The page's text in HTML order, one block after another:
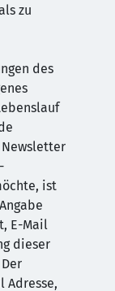
zu
des
ist
E-Mail
dieser
Adresse,